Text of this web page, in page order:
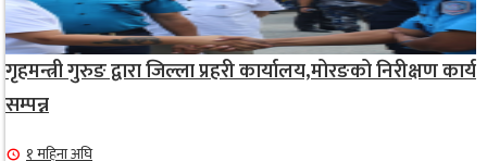
गृहमन्त्री गुरुङ द्वारा जिल्ला प्रहरी कार्यालय,मोरङको निरीक्षण कार्य
सम्पन्न
१ महिना अघि